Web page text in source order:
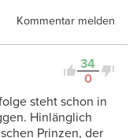
Kommentar melden
34
0
steht schon in
Hinlänglich
Prinzen, der